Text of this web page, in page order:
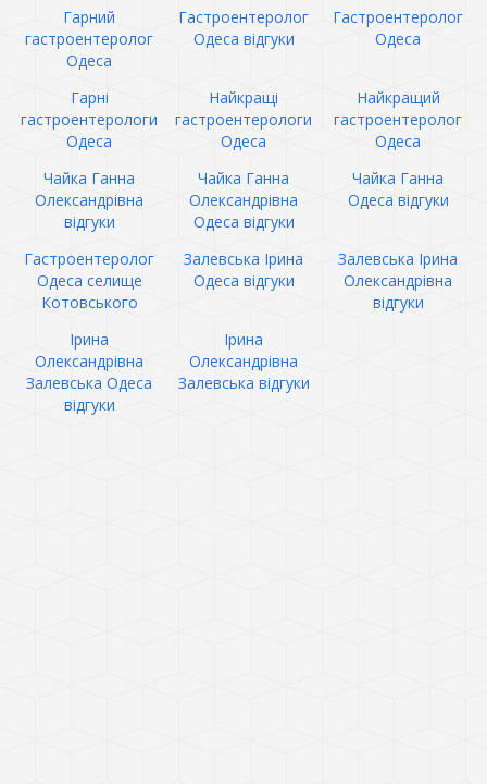
Гарний
гастроентеролог
Одеса
Гастроентеролог
Одеса відгуки
Гастроентеролог
Одеса
Гарні
гастроентерологи
Одеса
Найкращі
гастроентерологи
Одеса
Найкращий
гастроентеролог
Одеса
Чайка Ганна
Олександрівна
відгуки
Чайка Ганна
Олександрівна
Одеса відгуки
Чайка Ганна
Одеса відгуки
Гастроентеролог
Одеса селище
Котовського
Залевська Ірина
Одеса відгуки
Залевська Ірина
Олександрівна
відгуки
Ірина
Олександрівна
Залевська Одеса
відгуки
Ірина
Олександрівна
Залевська відгуки